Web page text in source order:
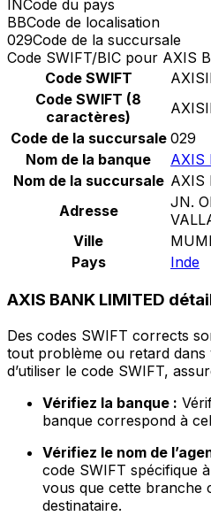
INCode du pays
BBCode de localisation
029Code de la succursale
Code SWIFT/BIC pour AXIS
Code SWIFT
Code SWIFT (8
caractères)
Code de la succursale 029
Nom de la banque
AXIS
Nom de la succursale AXIS
Adresse
JN.
Ville
Pays
Inde
AXIS BANK LIMITED
Des codes SWIFT corrects
tout problème ou retard
d’utiliser le code SWIFT,
Vérifiez la banque :
banque correspond à
Vérifiez le nom de
code SWIFT spécifique
vous que cette branche
destinataire.